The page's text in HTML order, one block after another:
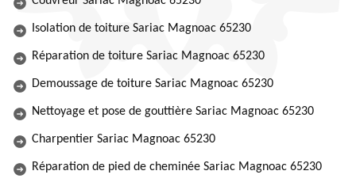
Isolation de toiture Sariac Magnoac 65230
Réparation de toiture Sariac Magnoac 65230
Demoussage de toiture Sariac Magnoac 65230
Nettoyage et pose de gouttière Sariac Magnoac 65230
Charpentier Sariac Magnoac 65230
Réparation de pied de cheminée Sariac Magnoac 65230